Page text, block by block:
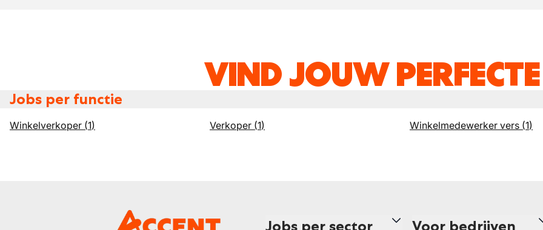
VIND JOUW
Jobs per functie
Winkelverkoper (1) Verkoper (1) Winkelmedewerker vers (1)
Jobs per sector Voor bedrijven